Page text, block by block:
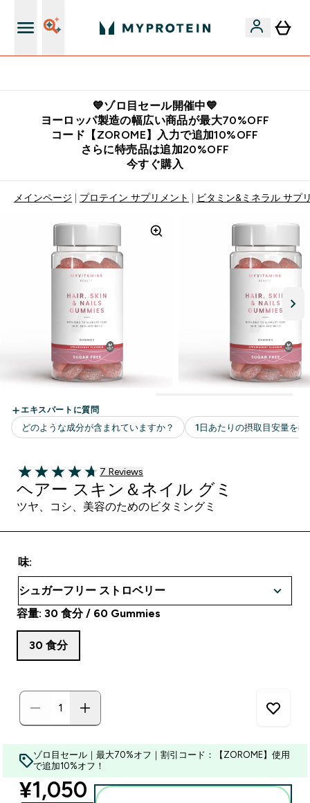
💙ゾロ目セール開催中💙
ヨーロッパ製造の幅広い商品が最大70%OFF
コード【ZOROME】入力で追加10%OFF
さらに特売品は追加20%OFF
今すぐ購入
メインページ プロテイン サプリメント ビタミン&ミネラル サプ
4.71 out of 5 stars
7 ＋件の口コミ
7 Reviews
ヘアー スキン＆ネイル グミ
ツヤ、コシ、美容のためのビタミングミ
味:
容量: 30 食分 / 60 Gummies
30 食分
ゾロ目セール｜最大70%オフ｜割引コード：【ZOROME】使用
で追加10%オフ！
discounted price
¥1,050‎